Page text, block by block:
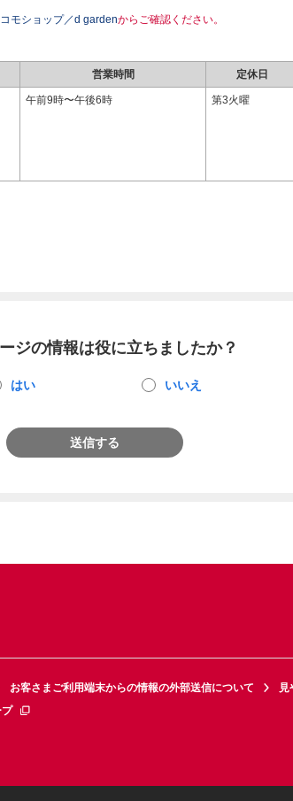
コモショップ／d gardenからご確認ください。
営業時間 定休日
午前9時〜午後6時 第3火曜
ジの情報は役に立ちましたか？
はい いいえ
送信する
お客さまご利用端末からの情報の外部送信について
見
プ